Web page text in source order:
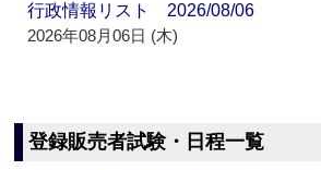
行政情報リスト 2026/08/06
2026年08月06日 (木)
登録販売者試験・日程一覧